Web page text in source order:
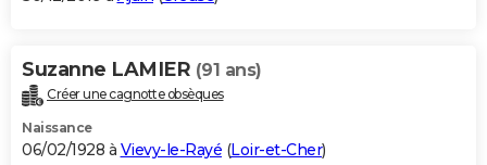
Suzanne LAMIER (91 ans)
Créer une cagnotte obsèques
Naissance
06/02/1928 à Vievy-le-Rayé (Loir-et-Cher)